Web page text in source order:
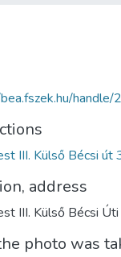
III. Külső Bécsi
address
III. Külső Bécsi
photo was